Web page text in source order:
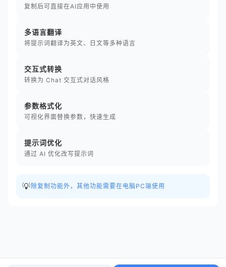
复制后可直接在AI应用中使用
多语言翻译
将提示词翻译为英文、日文等多种语言
交互式转换
转换为 Chat 交互式对话风格
参数格式化
可视化界面替换参数，快速生成
提示词优化
通过 AI 优化改写提示词
💡 除复制功能外，其他功能需要在电脑PC端使用